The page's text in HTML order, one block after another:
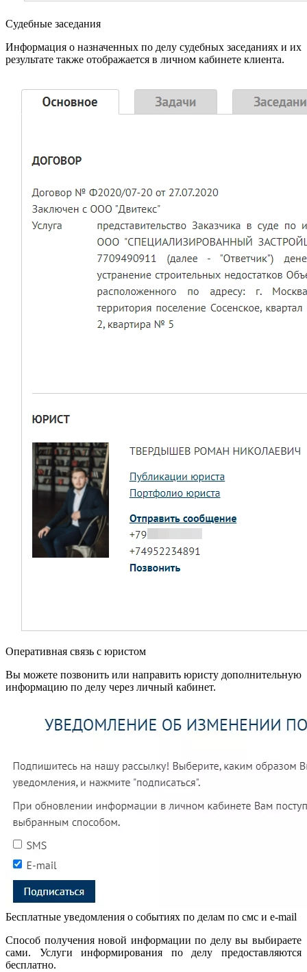
Судебные заседания
Информация о назначенных по делу судебных заседаниях и их
результате также отображается в личном кабинете клиента.
Оперативная связь с юристом
Вы можете позвонить или направить юристу дополнительную
информацию по делу через личный кабинет.
Бесплатные уведомления о событиях по делам по смс и e-mail
Способ получения новой информации по делу вы выбираете
сами. Услуги информирования по делу предоставляются
бесплатно.